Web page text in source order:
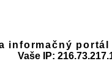
informačný portál
Vaše IP: